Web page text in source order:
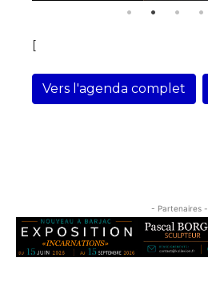
[
Vers l'agenda complet
- Partenaires -